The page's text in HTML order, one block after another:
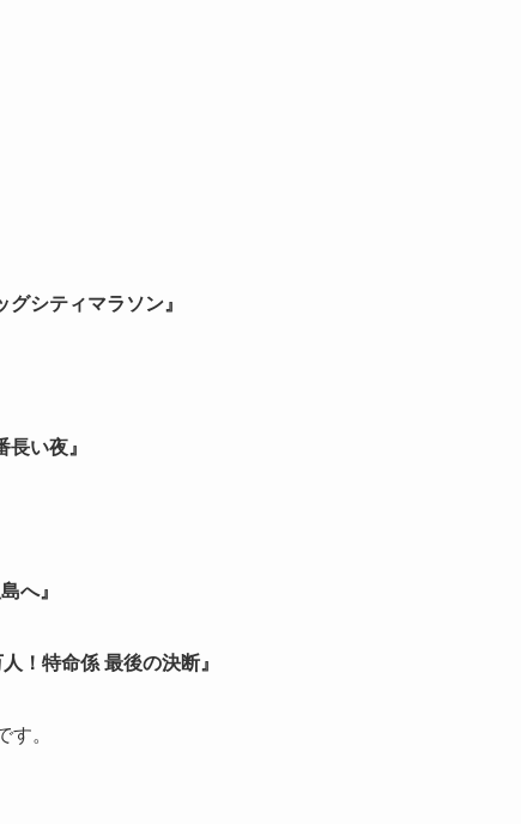
シティマラソン』
い夜』
へ』
！特命係 最後の決断』
。